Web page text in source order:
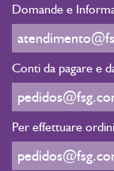
Domande e
Conti da pagare e
Per effettuare